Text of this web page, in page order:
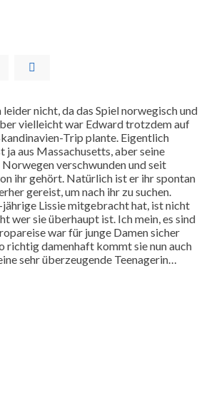
nicht, da das Spiel norwegisch und
vielleicht war Edward trotzdem auf
Trip plante. Eigentlich
aus Massachusetts, aber seine
verschwunden und seit
ihr gehört. Natürlich ist er ihr spontan
gereist, um nach ihr zu suchen.
Lissie mitgebracht hat, ist nicht
wer sie überhaupt ist. Ich mein, es sind
war für junge Damen sicher
richtig damenhaft kommt sie nun auch
sehr überzeugende Teenagerin…